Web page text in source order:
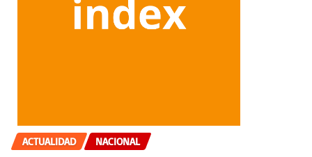
ACTUALIDAD NACIONAL